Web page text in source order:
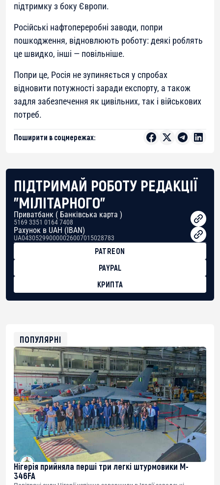
підтримку з боку Європи.
Російські нафтопереробні заводи, попри
пошкодження, відновлюють роботу: деякі роблять
це швидко, інші — повільніше.
Попри це, Росія не зупиняється у спробах
відновити потужності заради експорту, а також
задля забезпечення як цивільних, так і військових
потреб.
Поширити в соцмережах:
ПІДТРИМАЙ РОБОТУ РЕДАКЦІЇ
"МІЛІТАРНОГО"
Приватбанк ( Банківська карта )
5169 3351 0164 7408
Рахунок в UAH (IBAN)
UA043052990000026007015028783
PATREON
PAYPAL
КРИПТА
0xfD02863D3289416fcF50975c9DFda13623f97758
ПОПУЛЯРНІ
Нігерія прийняла перші три легкі штурмовики M-
346FA